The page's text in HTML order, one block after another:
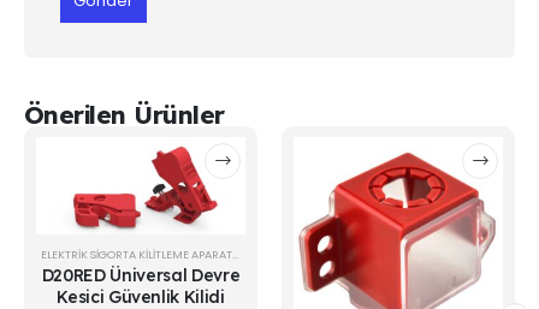
Önerilen Ürünler
ELEKTRIK SIGORTA KILITLEME APARATI, LOTO KİLİTLER
D20RED Üniversal Devre
Kesici Güvenlik Kilidi